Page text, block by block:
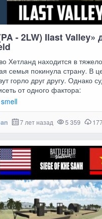
- 2LW) Ilast Valley»
Хетланд находится в
семья покинула страну. В
горло друг другу. Однако
от одного фактора:
7 лет назад 5 359